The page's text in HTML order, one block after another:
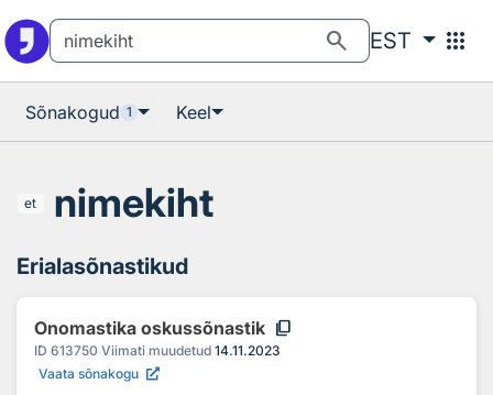
search EST apps
Sõnakogud 1 Keel
et nimekiht
Erialasõnastikud
Onomastika oskussõnastik content_copy
ID 613750 Viimati muudetud 14.11.2023
Vaata sõnakogu